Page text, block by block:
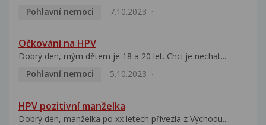
Pohlavní nemoci
7.10.2023
Očkování na HPV
Dobrý den, mým dětem je 18 a 20 let. Chci je nechat...
Pohlavní nemoci
5.10.2023
HPV pozitivní manželka
Dobrý den, manželka po xx letech přivezla z Východu...